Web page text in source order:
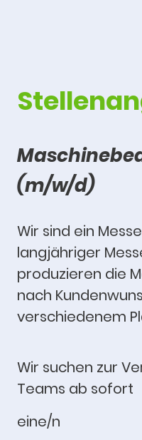
(m/w/d)
Wir sind ein
langjähriger
produzieren die
nach
verschiedenem
Wir suchen zur
Teams ab sofort
eine/n